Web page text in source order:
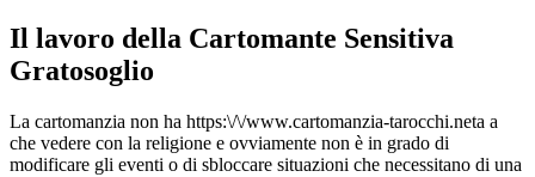
Il lavoro della Cartomante Sensitiva
Gratosoglio
La cartomanzia non ha https:\/\/www.cartomanzia-tarocchi.neta a
che vedere con la religione e ovviamente non è in grado di
modificare gli eventi o di sbloccare situazioni che necessitano di una